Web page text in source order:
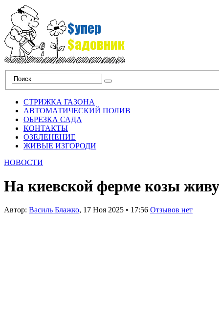
СТРИЖКА ГАЗОНА
АВТОМАТИЧЕСКИЙ ПОЛИВ
ОБРЕЗКА САДА
КОНТАКТЫ
ОЗЕЛЕНЕНИЕ
ЖИВЫЕ ИЗГОРОДИ
НОВОСТИ
На киевской ферме козы
Автор: Василь Блажко, 17 Ноя 2025 • 17:56 Отзывов нет